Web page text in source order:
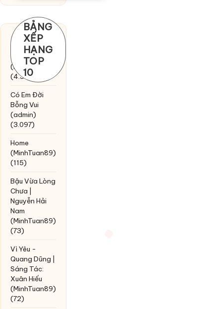
BẢNG
XẾP
HẠNG
TOP
10
Chờ một
tiếng yêu
(MinhTuan89)
(4.393)
Có Em Đời
Bỗng Vui
(admin)
(3.097)
Home
(MinhTuan89)
(115)
Bậu Vừa Lòng
Chưa |
Nguyễn Hải
Nam
(MinhTuan89)
(73)
Vì Yêu -
Quang Dũng |
Sáng Tác:
Xuân Hiếu
(MinhTuan89)
(72)